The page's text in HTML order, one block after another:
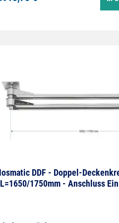
Medien und
DDF - Doppel-
1750mm - Anschluss